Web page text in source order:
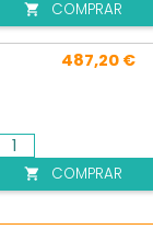
 COMPRAR
487,20 €
 COMPRAR